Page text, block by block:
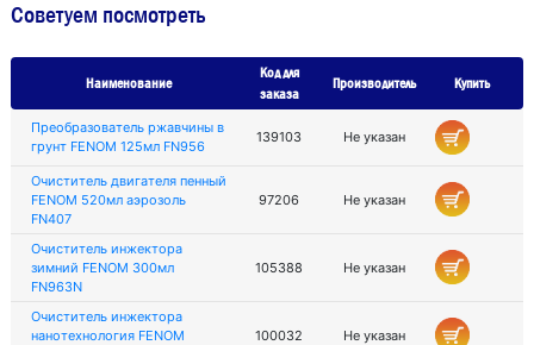
Советуем посмотреть
Наименование
Код для
заказа
Производитель Купить
Преобразователь ржавчины в
грунт FENOM 125мл FN956
139103 Не указан
Очиститель двигателя пенный
FENOM 520мл аэрозоль
FN407
97206 Не указан
Очиститель инжектора
зимний FENOM 300мл
FN963N
105388 Не указан
Очиститель инжектора
нанотехнология FENOM
100032 Не указан